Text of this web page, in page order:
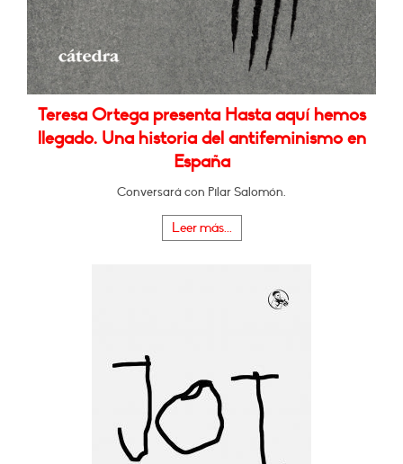
Teresa Ortega presenta Hasta aquí hemos
llegado. Una historia del antifeminismo en
España
Conversará con Pilar Salomón.
Leer más...